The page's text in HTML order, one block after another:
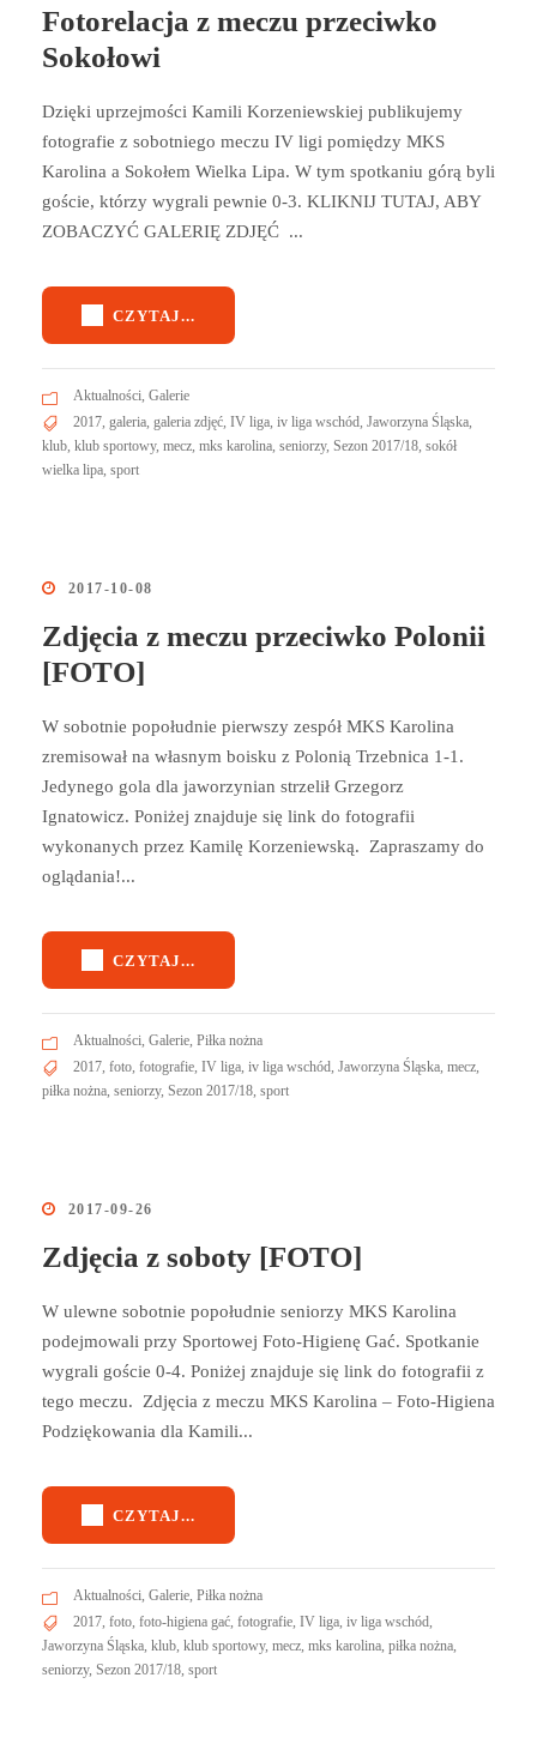
Fotorelacja z meczu przeciwko
Sokołowi
Dzięki uprzejmości Kamili Korzeniewskiej publikujemy
fotografie z sobotniego meczu IV ligi pomiędzy MKS
Karolina a Sokołem Wielka Lipa. W tym spotkaniu górą byli
goście, którzy wygrali pewnie 0-3. KLIKNIJ TUTAJ, ABY
ZOBACZYĆ GALERIĘ ZDJĘĆ ...
CZYTAJ...
Aktualności, Galerie
2017, galeria, galeria zdjęć, IV liga, iv liga wschód, Jaworzyna Śląska,
klub, klub sportowy, mecz, mks karolina, seniorzy, Sezon 2017/18, sokół
wielka lipa, sport
2017-10-08
Zdjęcia z meczu przeciwko Polonii
[FOTO]
W sobotnie popołudnie pierwszy zespół MKS Karolina
zremisował na własnym boisku z Polonią Trzebnica 1-1.
Jedynego gola dla jaworzynian strzelił Grzegorz
Ignatowicz. Poniżej znajduje się link do fotografii
wykonanych przez Kamilę Korzeniewską. Zapraszamy do
oglądania!...
CZYTAJ...
Aktualności, Galerie, Piłka nożna
2017, foto, fotografie, IV liga, iv liga wschód, Jaworzyna Śląska, mecz,
piłka nożna, seniorzy, Sezon 2017/18, sport
2017-09-26
Zdjęcia z soboty [FOTO]
W ulewne sobotnie popołudnie seniorzy MKS Karolina
podejmowali przy Sportowej Foto-Higienę Gać. Spotkanie
wygrali goście 0-4. Poniżej znajduje się link do fotografii z
tego meczu. Zdjęcia z meczu MKS Karolina – Foto-Higiena
Podziękowania dla Kamili...
CZYTAJ...
Aktualności, Galerie, Piłka nożna
2017, foto, foto-higiena gać, fotografie, IV liga, iv liga wschód,
Jaworzyna Śląska, klub, klub sportowy, mecz, mks karolina, piłka nożna,
seniorzy, Sezon 2017/18, sport